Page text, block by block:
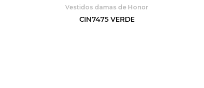
Vestidos damas de Honor
CIN7475 VERDE